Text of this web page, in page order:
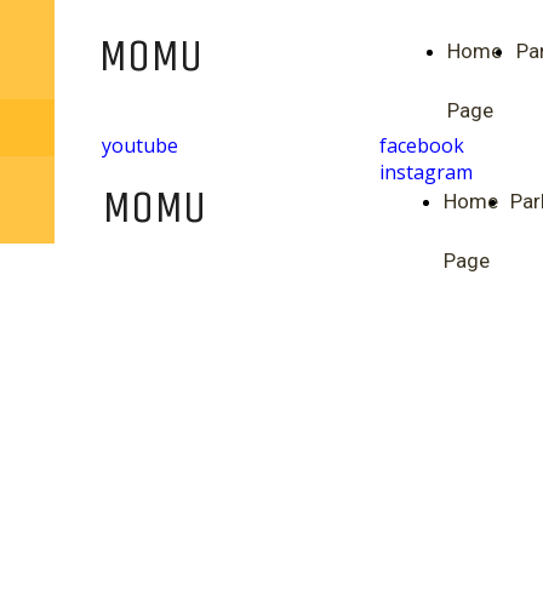
Home
Page
MOMU
youtube
facebook
instagram
Home
Page
MOMU